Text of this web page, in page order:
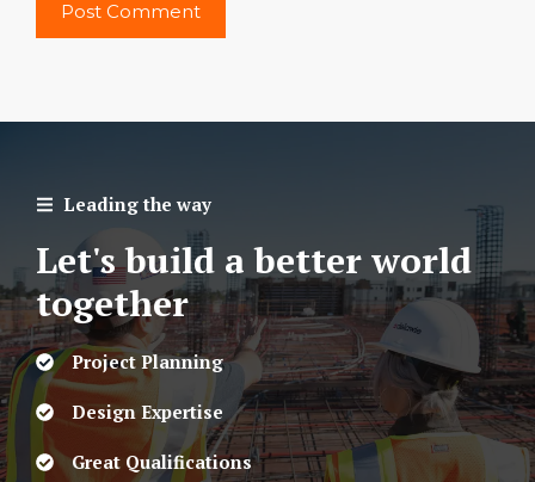
Leading the way
Let's build a better world
together
Project Planning
Design Expertise
Great Qualifications